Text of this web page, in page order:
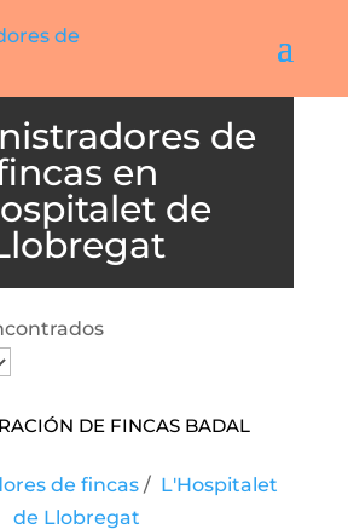
de
De Fincas Badal
de fincas/ L'Hospitalet
de Llobregat